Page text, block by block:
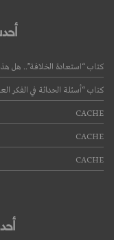
كتاب “استعادة الخلافة”.. هل
كتاب “أسئلة الحداثة في الفكر
CACHE
CACHE
CACHE